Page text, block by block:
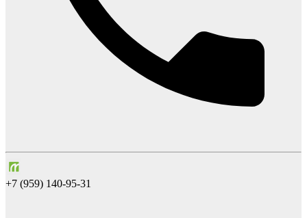
+7 (959) 140-95-31